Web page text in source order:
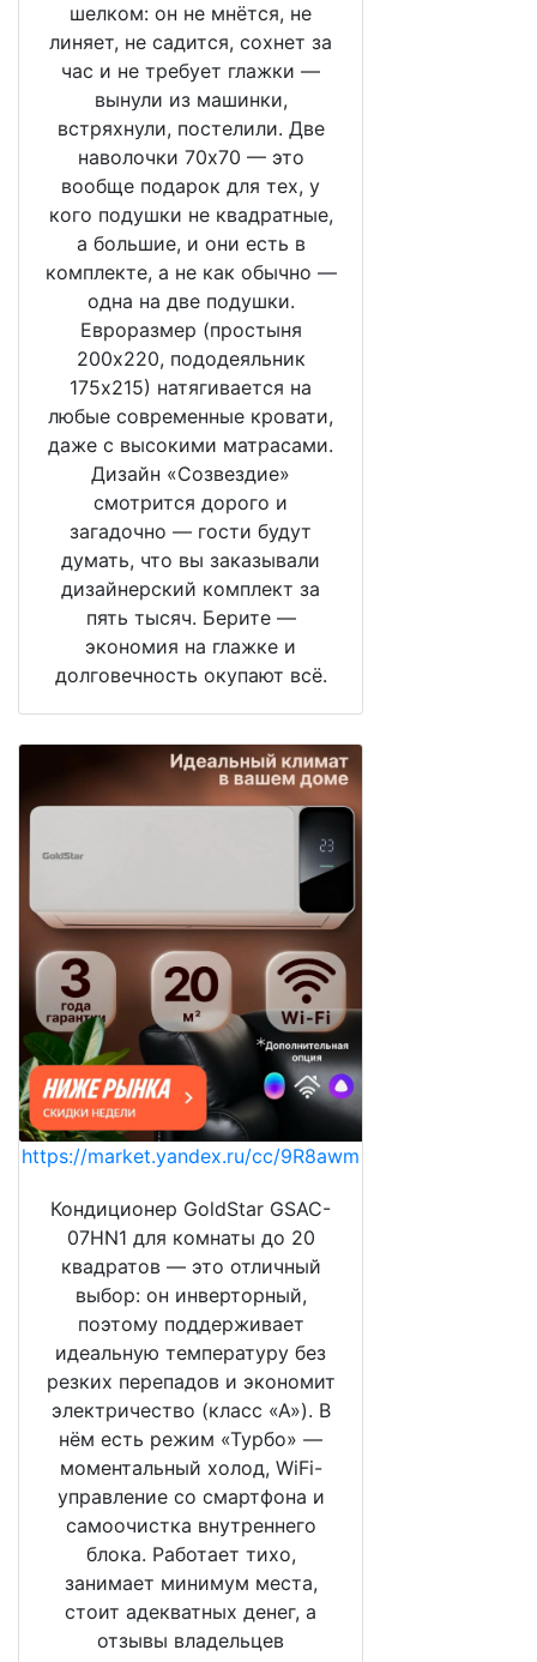
шелком: он не мнётся, не
линяет, не садится, сохнет за
час и не требует глажки —
вынули из машинки,
встряхнули, постелили. Две
наволочки 70х70 — это
вообще подарок для тех, у
кого подушки не квадратные,
а большие, и они есть в
комплекте, а не как обычно —
одна на две подушки.
Евроразмер (простыня
200х220, пододеяльник
175х215) натягивается на
любые современные кровати,
даже с высокими матрасами.
Дизайн «Созвездие»
смотрится дорого и
загадочно — гости будут
думать, что вы заказывали
дизайнерский комплект за
пять тысяч. Берите —
экономия на глажке и
долговечность окупают всё.
https://market.yandex.ru/cc/9R8awm
Кондиционер GoldStar GSAC-
07HN1 для комнаты до 20
квадратов — это отличный
выбор: он инверторный,
поэтому поддерживает
идеальную температуру без
резких перепадов и экономит
электричество (класс «А»). В
нём есть режим «Турбо» —
моментальный холод, WiFi-
управление со смартфона и
самоочистка внутреннего
блока. Работает тихо,
занимает минимум места,
стоит адекватных денег, а
отзывы владельцев